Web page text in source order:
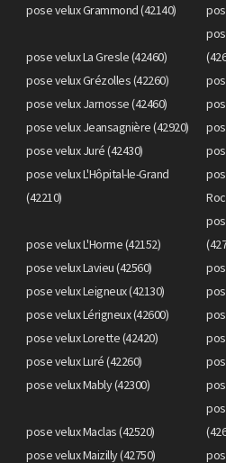
pose velux Grammond (42140)
pose velux La Gresle (42460)
pose velux Grézolles (42260)
pose velux Jarnosse (42460)
pose velux Jeansagnière (42920)
pose velux Juré (42430)
pose velux L'Hôpital-le-Grand
(42210)
pose velux L'Horme (42152)
pose velux Lavieu (42560)
pose velux Leigneux (42130)
pose velux Lérigneux (42600)
pose velux Lorette (42420)
pose velux Luré (42260)
pose velux Mably (42300)
pose velux Maclas (42520)
pose velux Maizilly (42750)